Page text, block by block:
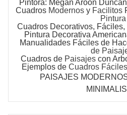
Pintora: Megan Aroon
Cuadros Modernos y Facilitos
Pintura
Cuadros Decorativos, Fáciles,
Pintura Decorativa
Manualidades Fáciles de
de
Cuadrosde Paisajescon
Ejemplos de Cuadros Fáciles
PAISAJES